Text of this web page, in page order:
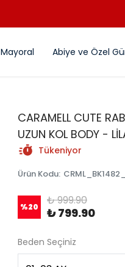
Mayoral Abiye ve Özel
CARAMELL CUTE
UZUN KOL BODY -
Tükeniyor
Ürün Kodu:
%20 ₺ 999.90
₺ 799.90
Beden Seçiniz